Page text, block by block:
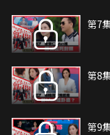
第7
第8
第9